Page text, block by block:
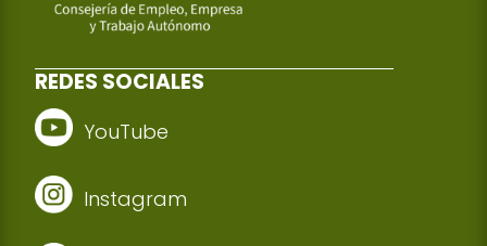
REDES SOCIALES
YouTube
Instagram